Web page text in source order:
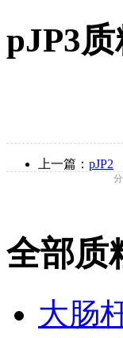
pJP3
上一篇： pJP2
全部质
大肠